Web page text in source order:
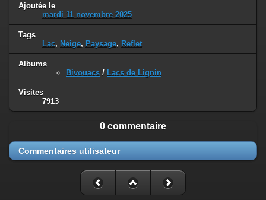
Ajoutée le
mardi 11 novembre 2025
Tags
Lac, Neige, Paysage, Reflet
Albums
Bivouacs / Lacs de Lignin
Visites
7913
0 commentaire
Commentaires utilisateur